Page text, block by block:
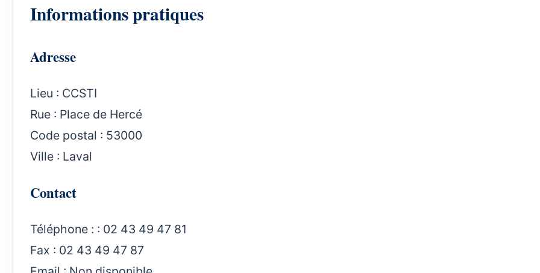
Informations pratiques
Adresse
Lieu : CCSTI
Rue : Place de Hercé
Code postal : 53000
Ville : Laval
Contact
Téléphone : : 02 43 49 47 81
Fax : 02 43 49 47 87